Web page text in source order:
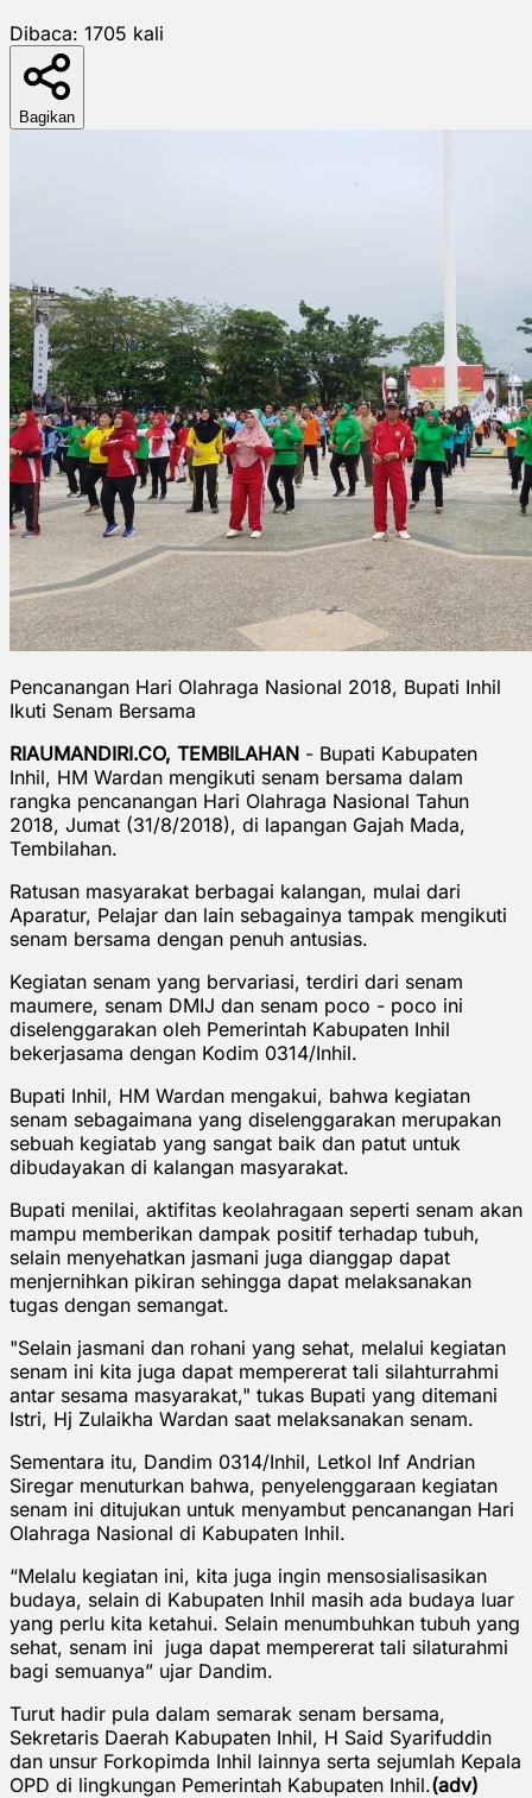
Dibaca: 1705 kali
Bagikan
Pencanangan Hari Olahraga Nasional 2018, Bupati Inhil
Ikuti Senam Bersama
RIAUMANDIRI.CO, TEMBILAHAN - Bupati Kabupaten
Inhil, HM Wardan mengikuti senam bersama dalam
rangka pencanangan Hari Olahraga Nasional Tahun
2018, Jumat (31/8/2018), di lapangan Gajah Mada,
Tembilahan.
Ratusan masyarakat berbagai kalangan, mulai dari
Aparatur, Pelajar dan lain sebagainya tampak mengikuti
senam bersama dengan penuh antusias.
Kegiatan senam yang bervariasi, terdiri dari senam
maumere, senam DMIJ dan senam poco - poco ini
diselenggarakan oleh Pemerintah Kabupaten Inhil
bekerjasama dengan Kodim 0314/Inhil.
Bupati Inhil, HM Wardan mengakui, bahwa kegiatan
senam sebagaimana yang diselenggarakan merupakan
sebuah kegiatab yang sangat baik dan patut untuk
dibudayakan di kalangan masyarakat.
Bupati menilai, aktifitas keolahragaan seperti senam akan
mampu memberikan dampak positif terhadap tubuh,
selain menyehatkan jasmani juga dianggap dapat
menjernihkan pikiran sehingga dapat melaksanakan
tugas dengan semangat.
"Selain jasmani dan rohani yang sehat, melalui kegiatan
senam ini kita juga dapat mempererat tali silahturrahmi
antar sesama masyarakat," tukas Bupati yang ditemani
Istri, Hj Zulaikha Wardan saat melaksanakan senam.
Sementara itu, Dandim 0314/Inhil, Letkol Inf Andrian
Siregar menuturkan bahwa, penyelenggaraan kegiatan
senam ini ditujukan untuk menyambut pencanangan Hari
Olahraga Nasional di Kabupaten Inhil.
“Melalu kegiatan ini, kita juga ingin mensosialisasikan
budaya, selain di Kabupaten Inhil masih ada budaya luar
yang perlu kita ketahui. Selain menumbuhkan tubuh yang
sehat, senam ini juga dapat mempererat tali silaturahmi
bagi semuanya” ujar Dandim.
Turut hadir pula dalam semarak senam bersama,
Sekretaris Daerah Kabupaten Inhil, H Said Syarifuddin
dan unsur Forkopimda Inhil lainnya serta sejumlah Kepala
OPD di lingkungan Pemerintah Kabupaten Inhil.(adv)